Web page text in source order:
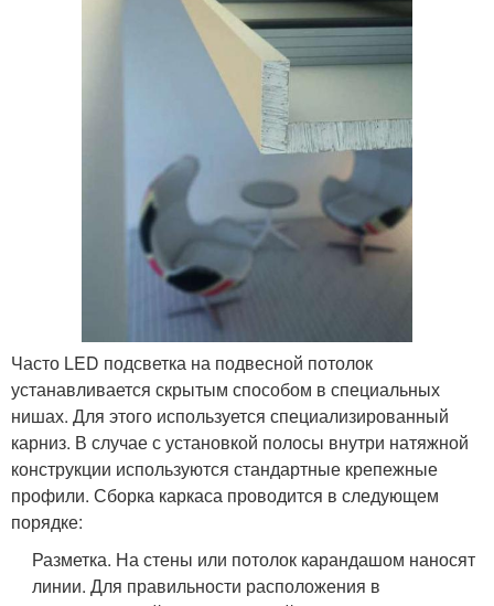
Часто LED подсветка на подвесной потолок
устанавливается скрытым способом в специальных
нишах. Для этого используется специализированный
карниз. В случае с установкой полосы внутри натяжной
конструкции используются стандартные крепежные
профили. Сборка каркаса проводится в следующем
порядке:
Разметка. На стены или потолок карандашом наносят
линии. Для правильности расположения в